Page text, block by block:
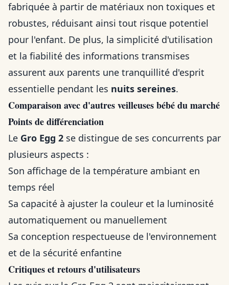
fabriquée à partir de matériaux non toxiques et
robustes, réduisant ainsi tout risque potentiel
pour l'enfant. De plus, la simplicité d'utilisation
et la fiabilité des informations transmises
assurent aux parents une tranquillité d'esprit
essentielle pendant les nuits sereines.
Comparaison avec d'autres veilleuses bébé du marché
Points de différenciation
Le Gro Egg 2 se distingue de ses concurrents par
plusieurs aspects :
Son affichage de la température ambiant en
temps réel
Sa capacité à ajuster la couleur et la luminosité
automatiquement ou manuellement
Sa conception respectueuse de l'environnement
et de la sécurité enfantine
Critiques et retours d'utilisateurs